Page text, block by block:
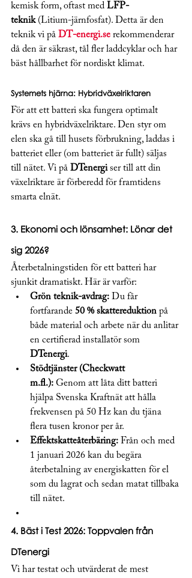
kemisk form, oftast med LFP-
teknik (Litium-järnfosfat). Detta är den
teknik vi på DT-energi.se rekommenderar
då den är säkrast, tål fler laddcyklar och har
bäst hållbarhet för nordiskt klimat.
Systemets hjärna: Hybridväxelriktaren
För att ett batteri ska fungera optimalt
krävs en hybridväxelriktare. Den styr om
elen ska gå till husets förbrukning, laddas i
batteriet eller (om batteriet är fullt) säljas
till nätet. Vi på DTenergi ser till att din
växelriktare är förberedd för framtidens
smarta elnät.
3. Ekonomi och lönsamhet: Lönar det
sig 2026?
Återbetalningstiden för ett batteri har
sjunkit dramatiskt. Här är varför:
Grön teknik-avdrag: Du får
fortfarande 50 % skattereduktion på
både material och arbete när du anlitar
en certifierad installatör som
DTenergi.
Stödtjänster (Checkwatt
m.fl.): Genom att låta ditt batteri
hjälpa Svenska Kraftnät att hålla
frekvensen på 50 Hz kan du tjäna
flera tusen kronor per år.
Effektskatteåterbäring: Från och med
1 januari 2026 kan du begära
återbetalning av energiskatten för el
som du lagrat och sedan matat tillbaka
till nätet.
4. Bäst i Test 2026: Toppvalen från
DTenergi
Vi har testat och utvärderat de mest